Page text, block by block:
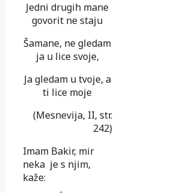
Jedni drugih mane
govorit ne staju
Šamane, ne gledam
ja u lice svoje,
Ja gledam u tvoje, a
ti lice moje
(Mesnevija, II, str.
242)
Imam Bakir, mir
neka je s njim,
kaže: